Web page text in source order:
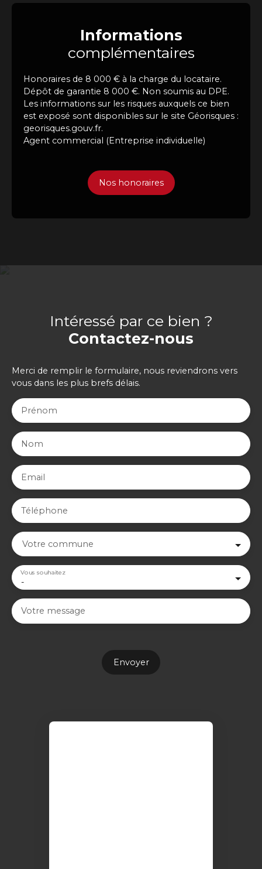
Informations
complémentaires
Honoraires de 8 000 € à la charge du locataire.
Dépôt de garantie 8 000 €. Non soumis au DPE.
Les informations sur les risques auxquels ce bien
est exposé sont disponibles sur le site Géorisques :
georisques.gouv.fr.
Agent commercial (Entreprise individuelle)
Nos honoraires
Intéressé par ce bien ?
Contactez-nous
Merci de remplir le formulaire, nous reviendrons vers
vous dans les plus brefs délais.
Prénom
Nom
Email
Téléphone
Votre commune
-
Vous souhaitez
Votre message
Envoyer